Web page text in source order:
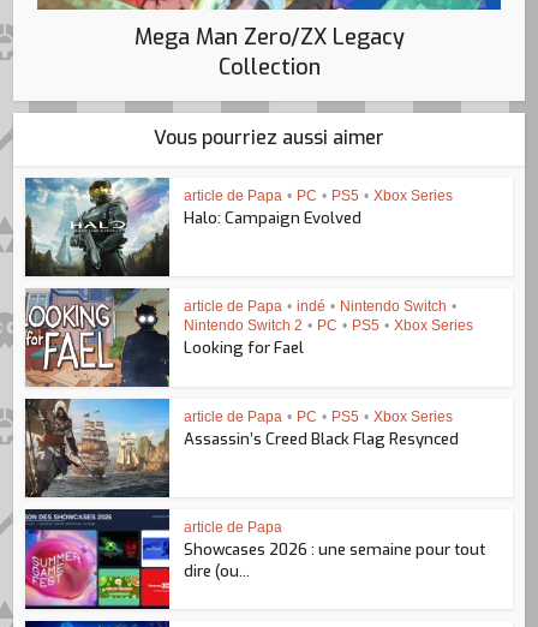
Mega Man Zero/ZX Legacy
Collection
Vous pourriez aussi aimer
article de Papa • PC • PS5 • Xbox Series
Halo: Campaign Evolved
article de Papa • indé • Nintendo Switch •
Nintendo Switch 2 • PC • PS5 • Xbox Series
Looking for Fael
article de Papa • PC • PS5 • Xbox Series
Assassin’s Creed Black Flag Resynced
article de Papa
Showcases 2026 : une semaine pour tout
dire (ou...